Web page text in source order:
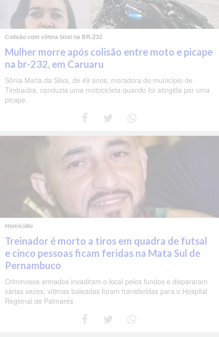
Colisão com vítima fatal na BR-232
Mulher morre após colisão entre moto e picape
na br-232, em Caruaru
Sônia Maria da Silva, de 49 anos, moradora do município de
Timbaúba, conduzia uma motocicleta quando foi atingida por uma
picape.
Homicídio
Treinador é morto a tiros em quadra de futsal
e cinco pessoas ficam feridas na Mata Sul de
Pernambuco
Criminosos armados invadiram o local pelos fundos e dispararam
várias vezes; vítimas baleadas foram transferidas para o Hospital
Regional de Palmares